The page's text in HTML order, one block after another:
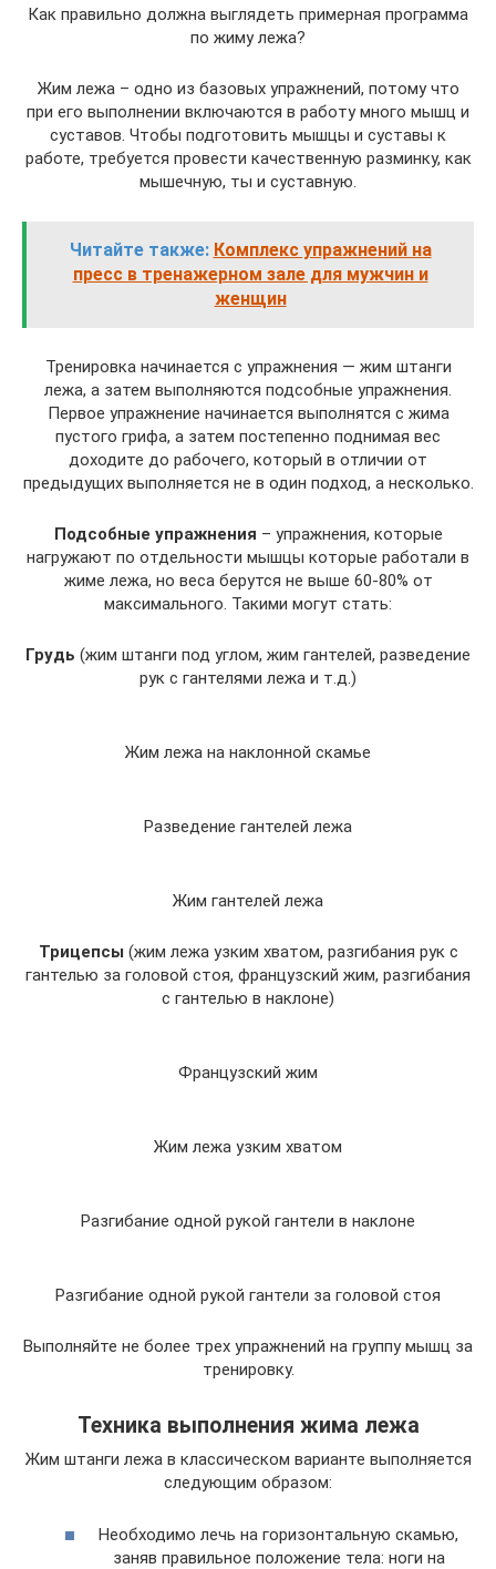
Как правильно должна выглядеть примерная программа
по жиму лежа?
Жим лежа – одно из базовых упражнений, потому что
при его выполнении включаются в работу много мышц и
суставов. Чтобы подготовить мышцы и суставы к
работе, требуется провести качественную разминку, как
мышечную, ты и суставную.
Читайте также: Комплекс упражнений на
пресс в тренажерном зале для мужчин и
женщин
Тренировка начинается с упражнения — жим штанги
лежа, а затем выполняются подсобные упражнения.
Первое упражнение начинается выполнятся с жима
пустого грифа, а затем постепенно поднимая вес
доходите до рабочего, который в отличии от
предыдущих выполняется не в один подход, а несколько.
Подсобные упражнения – упражнения, которые
нагружают по отдельности мышцы которые работали в
жиме лежа, но веса берутся не выше 60-80% от
максимального. Такими могут стать:
Грудь (жим штанги под углом, жим гантелей, разведение
рук с гантелями лежа и т.д.)
Жим лежа на наклонной скамье
Разведение гантелей лежа
Жим гантелей лежа
Трицепсы (жим лежа узким хватом, разгибания рук с
гантелью за головой стоя, французский жим, разгибания
с гантелью в наклоне)
Французский жим
Жим лежа узким хватом
Разгибание одной рукой гантели в наклоне
Разгибание одной рукой гантели за головой стоя
Выполняйте не более трех упражнений на группу мышц за
тренировку.
Техника выполнения жима лежа
Жим штанги лежа в классическом варианте выполняется
следующим образом:
Необходимо лечь на горизонтальную скамью,
заняв правильное положение тела: ноги на